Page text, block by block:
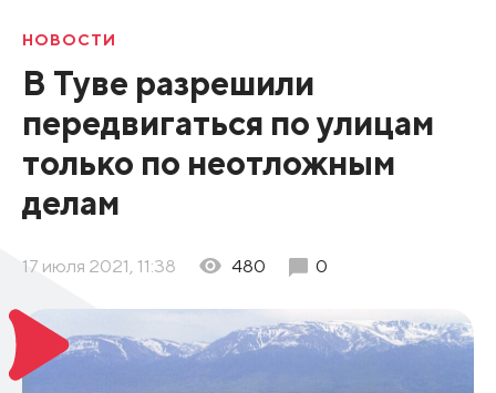
НОВОСТИ
В Туве разрешили
передвигаться по улицам
только по неотложным
делам
17 июля 2021, 11:38 480 0